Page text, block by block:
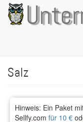
Direkt
zum
Inhalt
Salz
Hinweis: Ein Paket
Sellfy.com für 10 €